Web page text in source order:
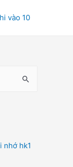
vào 10
nhớ hk1